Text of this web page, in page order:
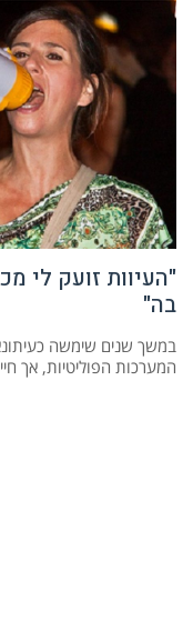
"העיוות זועק לי
בה"
במשך שנים שימשה
המערכות הפוליטיות, אך חייה השתנו